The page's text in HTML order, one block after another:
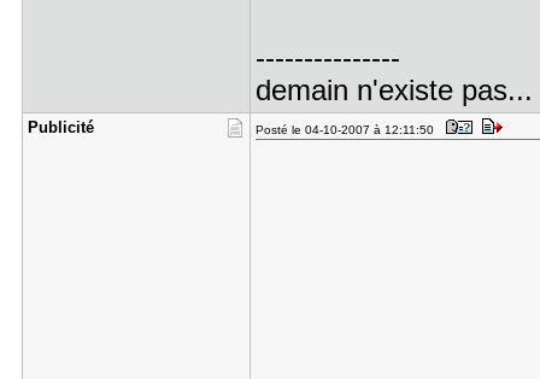
---------------
demain n'existe pas...
Publicité Posté le 04-10-2007 à 12:11:50